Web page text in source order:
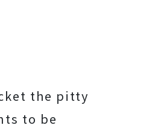
the pitty
to be